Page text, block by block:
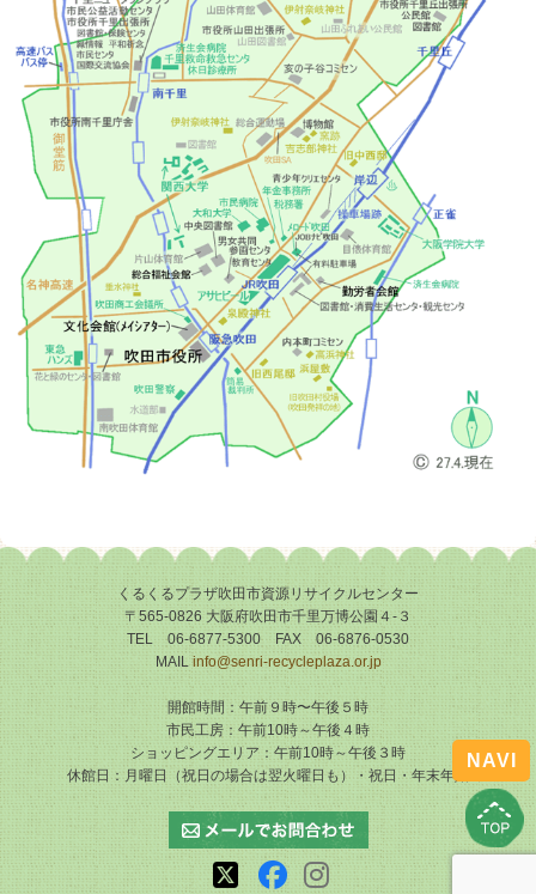
NAVI
くるくるプラザ吹田市資源リサイクルセンター
〒565-0826 大阪府吹田市千里万博公園４-３
TEL 06-6877-5300 FAX 06-6876-0530
MAILinfo@senri-recycleplaza.or.jp
開館時間：午前９時〜午後５時
市民工房：午前10時～午後４時
ショッピングエリア：午前10時～午後３時
休館日：月曜日（祝日の場合は翌火曜日も）・祝日・年末年始
X FB Instagram